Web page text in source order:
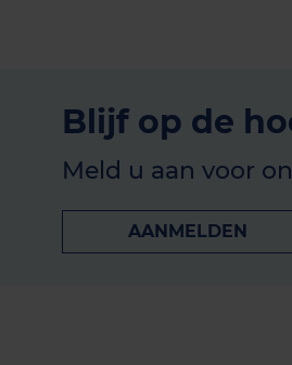
Blijf op de
Meld u aan voor
AANMELDEN